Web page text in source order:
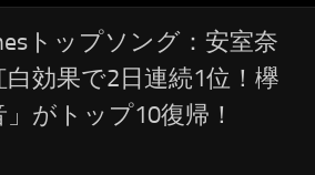
トップソング：安室奈
白効果で2日連続1位！欅
がトップ10復帰！